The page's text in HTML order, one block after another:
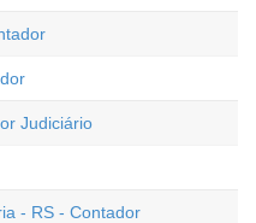
Judiciário
- RS - Contador